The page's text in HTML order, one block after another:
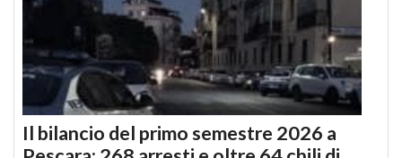
Il bilancio del primo semestre 2026 a